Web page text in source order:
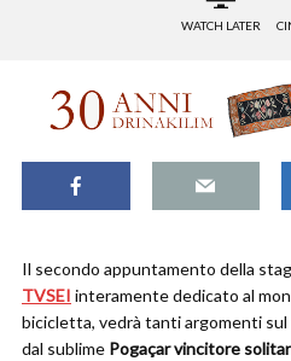
WATCH LATER
Il secondo appuntamento della
TVSEI interamente dedicato al
bicicletta, vedrà tanti argomenti
dal sublime Pogaçar vincitore